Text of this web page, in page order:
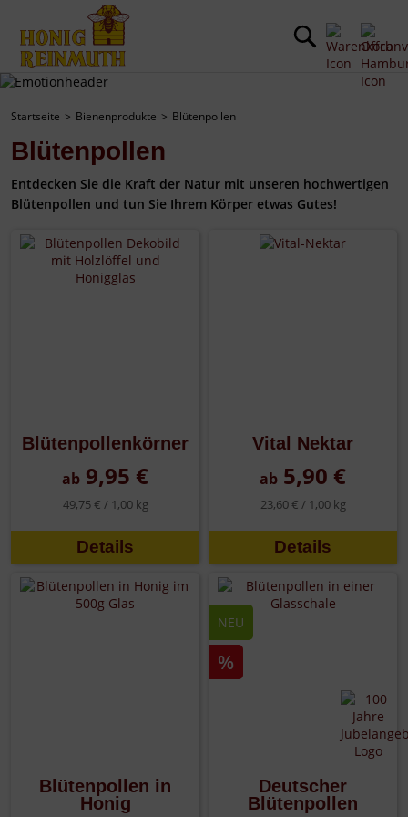
Startseite Bienenprodukte Blütenpollen
Blütenpollen
Entdecken Sie die Kraft der Natur mit unseren hochwertigen
Blütenpollen und tun Sie Ihrem Körper etwas Gutes!
Blütenpollenkörner
ab 9,95 €
49,75 € / 1,00 kg
Details
Vital Nektar
ab 5,90 €
23,60 € / 1,00 kg
Details
Blütenpollen in
Honig
NEU
%
Deutscher
Blütenpollen